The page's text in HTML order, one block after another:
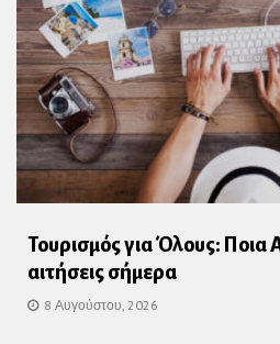
Τουρισμός για Όλους:
αιτήσεις σήμερα
8 Αυγούστου, 2026